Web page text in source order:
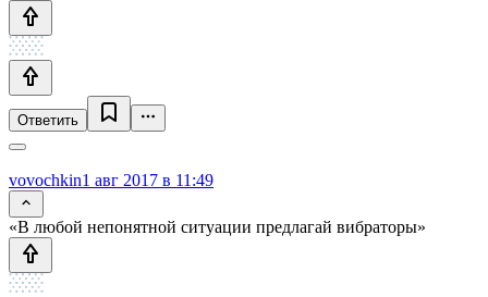
Ответить
vovochkin1 авг 2017 в 11:49
«В любой непонятной ситуации предлагай вибраторы»